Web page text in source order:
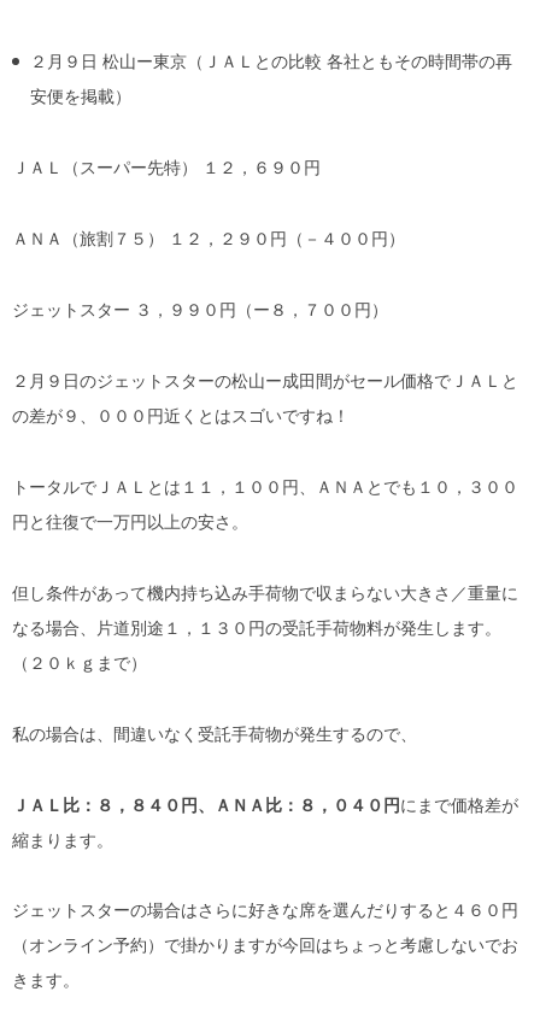
２月９日 松山ー東京（ＪＡＬとの比較 各社ともその時間帯の再
安便を掲載）
ＪＡＬ（スーパー先特） １２，６９０円
ＡＮＡ（旅割７５） １２，２９０円（－４００円）
ジェットスター ３，９９０円（ー８，７００円）
２月９日のジェットスターの松山ー成田間がセール価格でＪＡＬと
の差が９、０００円近くとはスゴいですね！
トータルでＪＡＬとは１１，１００円、ＡＮＡとでも１０，３００
円と往復で一万円以上の安さ。
但し条件があって機内持ち込み手荷物で収まらない大きさ／重量に
なる場合、片道別途１，１３０円の受託手荷物料が発生します。
（２０ｋｇまで）
私の場合は、間違いなく受託手荷物が発生するので、
ＪＡＬ比：８，８４０円、ＡＮＡ比：８，０４０円にまで価格差が
縮まります。
ジェットスターの場合はさらに好きな席を選んだりすると４６０円
（オンライン予約）で掛かりますが今回はちょっと考慮しないでお
きます。